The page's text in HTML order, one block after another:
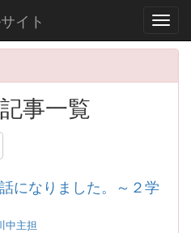
イト
事一覧
になりました。～２学
中主担